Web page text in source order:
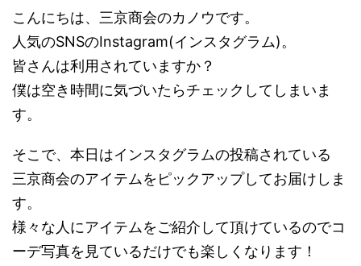
こんにちは、三京商会のカノウです。
人気のSNSのInstagram(インスタグラム)。
皆さんは利用されていますか？
僕は空き時間に気づいたらチェックしてしまいま
す。
そこで、本日はインスタグラムの投稿されている
三京商会のアイテムをピックアップしてお届けしま
す。
様々な人にアイテムをご紹介して頂けているのでコ
ーデ写真を見ているだけでも楽しくなります！